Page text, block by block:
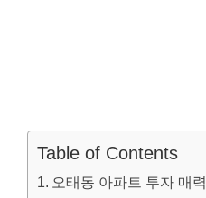
Table of Contents
오태동 아파트 투자 매력